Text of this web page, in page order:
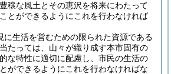
穣な風土とその恵沢を将来にわたって
とができるようにこれを行わなければ
に生活を営むための限られた資源である
たっては、山々が織り成す本市固有の
な特性に適切に配慮し、市民の生活の
ができるようにこれを行わなければな